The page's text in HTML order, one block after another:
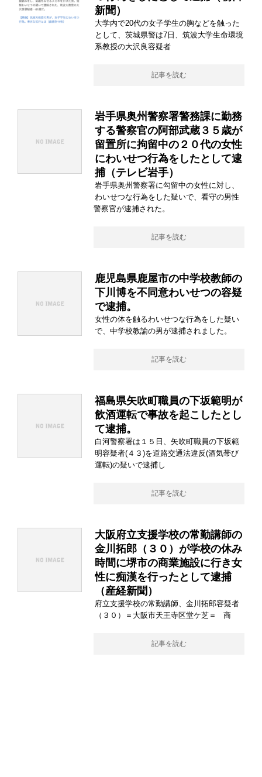
新聞）
大学内で20代の女子学生の胸などを触った
として、茨城県警は7日、筑波大学生命環境
系教授の大沢良容疑者
記事を読む
岩手県奥州警察署警務課に勤務
する警察官の阿部武蔵３５歳が
留置所に拘留中の２０代の女性
にわいせつ行為をしたとして逮
捕（テレビ岩手）
岩手県奥州警察署に勾留中の女性に対し、
わいせつな行為をした疑いで、看守の男性
警察官が逮捕された。
記事を読む
鹿児島県鹿屋市の中学校教師の
下川博を不同意わいせつの容疑
で逮捕。
女性の体を触るわいせつな行為をした疑い
で、中学校教諭の男が逮捕されました。
記事を読む
福島県矢吹町職員の下坂範明が
飲酒運転で事故を起こしたとし
て逮捕。
白河警察署は１５日、矢吹町職員の下坂範
明容疑者(４３)を道路交通法違反(酒気帯び
運転)の疑いで逮捕し
記事を読む
大阪府立支援学校の常勤講師の
金川拓郎（３０）が学校の休み
時間に堺市の商業施設に行き女
性に痴漢を行ったとして逮捕
（産経新聞）
府立支援学校の常勤講師、金川拓郎容疑者
（３０）＝大阪市天王寺区堂ケ芝＝ 商
記事を読む